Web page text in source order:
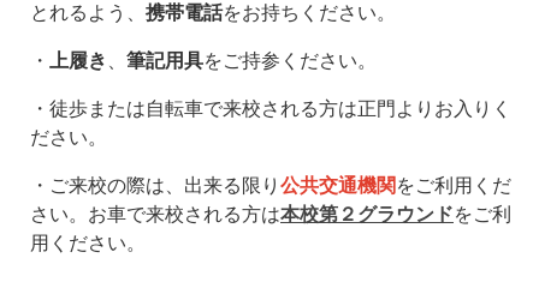
とれるよう、 携帯電話をお持ちく ださい。
・ 上履き 筆記用具をご持参ください。
・徒歩または自転車で来校される方は正門よりお入りく
ださい。
・ご来校の際は、出来る限り 公共交通機関 をご利用くだ
さい。お車で来校される方は本校第２グラウンドをご利
用ください。